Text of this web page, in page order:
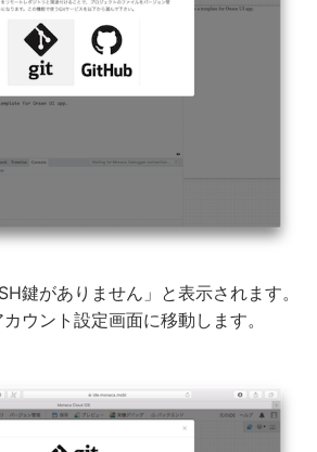
鍵がありません」と表示されます。
ウント設定画面に移動します。